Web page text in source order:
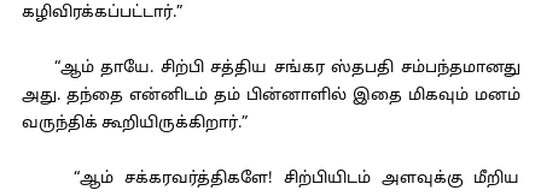
கழிவிரக்கப்பட்டார்.”
“ஆம் தாயே. சிற்பி சத்திய சங்கர ஸ்தபதி சம்பந்தமானது
அது. தந்தை என்னிடம் தம் பின்னாளில் இதை மிகவும் மனம்
வருந்திக் கூறியிருக்கிறார்.”
“ஆம் சக்கரவர்த்திகளே! சிற்பியிடம் அளவுக்கு மீறிய